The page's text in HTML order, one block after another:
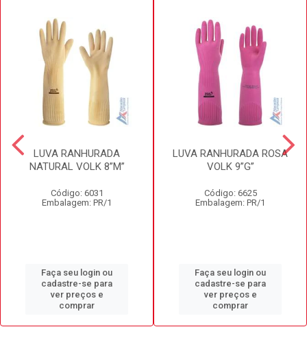
LUVA RANHURADA
NATURAL VOLK 8”M”
Código: 6031
Embalagem: PR/1
Faça seu login ou
cadastre-se para
ver preços e
comprar
LUVA RANHURADA ROSA
VOLK 9”G”
Código: 6625
Embalagem: PR/1
Faça seu login ou
cadastre-se para
ver preços e
comprar